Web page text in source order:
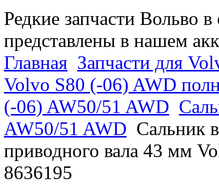
Редкие запчасти Вольво
представлены в нашем
Главная Запчасти для
Volvo S80 (-06) AWD
(-06) AW50/51 AWD
AW50/51 AWD Сальник
приводного вала 43 мм
8636195